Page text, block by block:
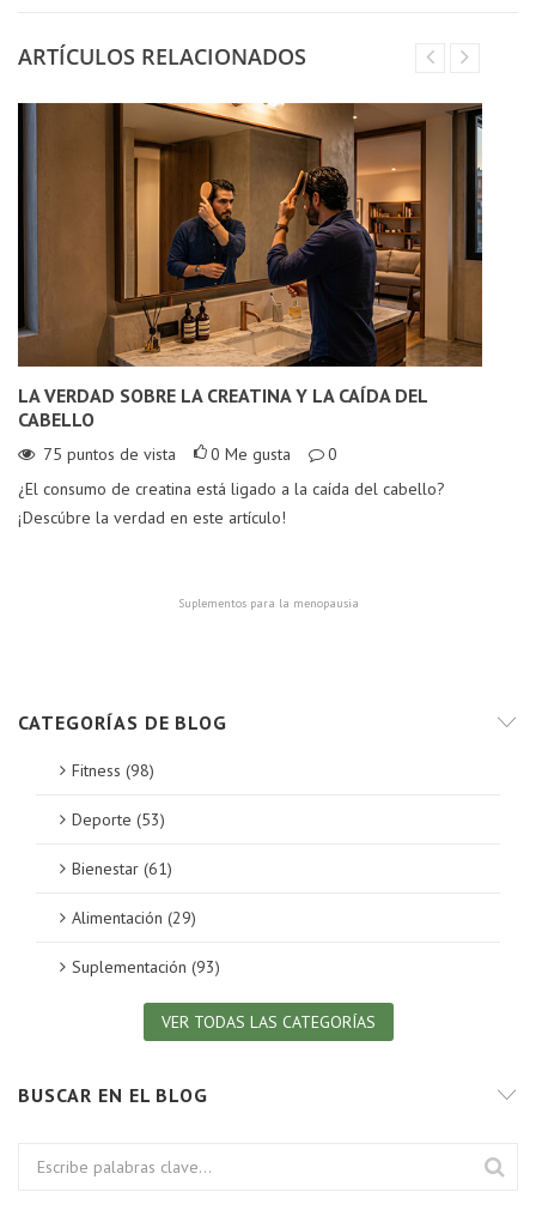
ARTÍCULOS RELACIONADOS
LA VERDAD SOBRE LA CREATINA Y LA CAÍDA DEL
CABELLO
75 puntos de vista 0 Me gusta
0
¿El consumo de creatina está ligado a la caída del cabello?
¡Descúbre la verdad en este artículo!
Suplementos para la menopausia
CATEGORÍAS DE BLOG
Fitness (98)
Deporte (53)
Bienestar (61)
Alimentación (29)
Suplementación (93)
VER TODAS LAS CATEGORÍAS
BUSCAR EN EL BLOG